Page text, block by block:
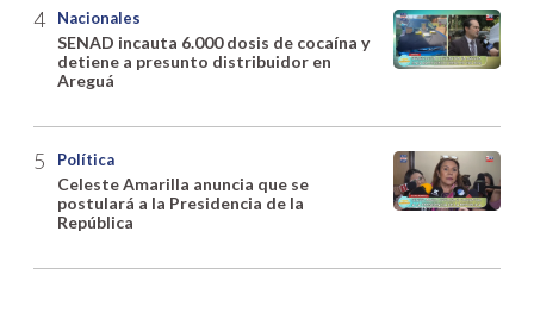
Nacionales
SENAD incauta 6.000 dosis de cocaína y
detiene a presunto distribuidor en
Areguá
Política
Celeste Amarilla anuncia que se
postulará a la Presidencia de la
República